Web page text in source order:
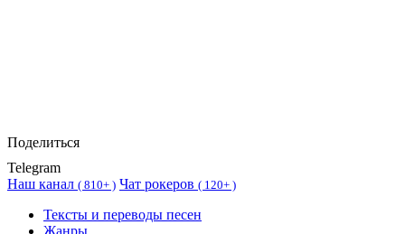
Поделиться
Telegram
Наш канал ( 810+ ) Чат рокеров ( 120+ )
Тексты и переводы песен